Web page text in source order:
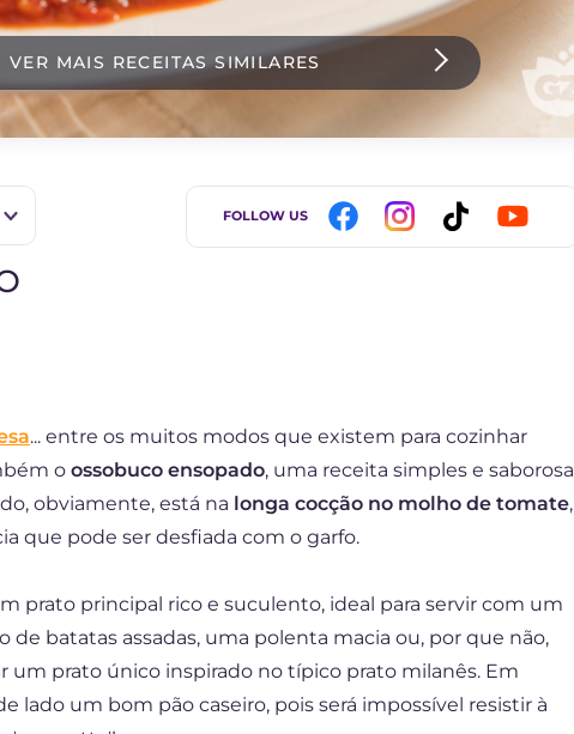
VER MAIS RECEITAS SIMILARES
DE
NL
FOLLOW US
... entre os muitos modos que existem para cozinhar
o ossobuco ensopado, uma receita simples e saborosa
obviamente, está na longa cocção no molho de tomate,
que pode ser desfiada com o garfo.
prato principal rico e suculento, ideal para servir com um
de batatas assadas, uma polenta macia ou, por que não,
um prato único inspirado no típico prato milanês. Em
lado um bom pão caseiro, pois será impossível resistir à